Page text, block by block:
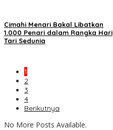
Cimahi Menari Bakal Libatkan
1.000 Penari dalam Rangka Hari
Tari Sedunia
1
2
3
4
Berikutnya
No More Posts Available.